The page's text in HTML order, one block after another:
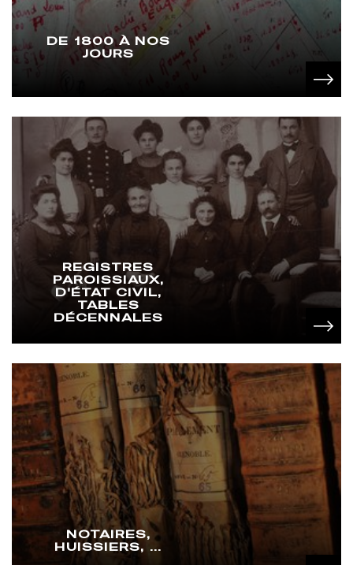
DE 1800 À NOS
JOURS
REGISTRES
PAROISSIAUX,
D'ÉTAT CIVIL,
TABLES
DÉCENNALES
NOTAIRES,
HUISSIERS, ...